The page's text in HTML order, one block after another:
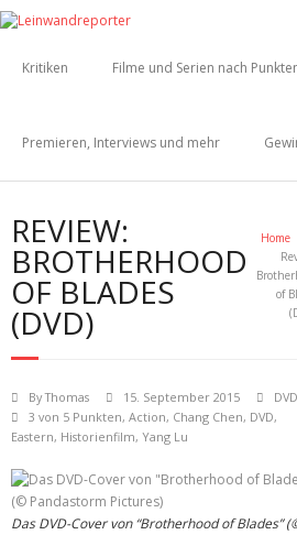
Kritiken Filme und Serien nach
Premieren, Interviews und mehr
REVIEW:
BROTHERHOOD
OF BLADES
(DVD)
Home
of
ByThomas 15. September 2015
DVD
3 von 5 Punkten, Action, Chang Chen, DVD,
Eastern, Historienfilm, Yang Lu
Das DVD-Cover von “Brotherhood of Blades”